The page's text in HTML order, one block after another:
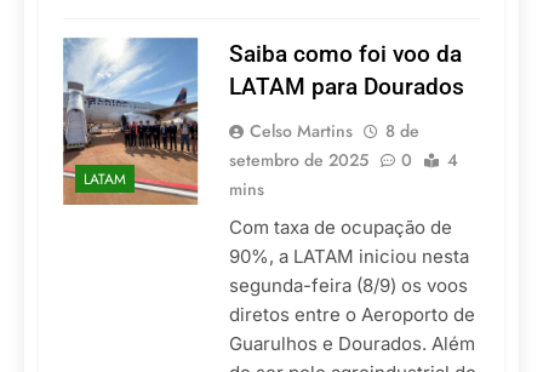
LATAM
Saiba como foi voo da
LATAM para Dourados
Celso Martins
8 de
setembro de 2025
0
4
mins
Com taxa de ocupação de
90%, a LATAM iniciou nesta
segunda-feira (8/9) os voos
diretos entre o Aeroporto de
Guarulhos e Dourados. Além